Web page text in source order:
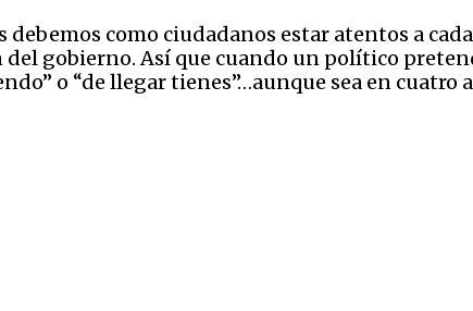
debemos como ciudadanos estar atentos a
gobierno. Así que cuando un político
o “de llegar tienes”…aunque sea en cuatro